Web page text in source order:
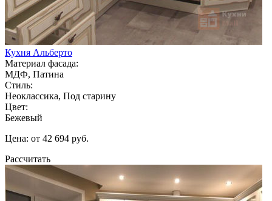
Кухня Альберто
Материал фасада:
МДФ, Патина
Стиль:
Неоклассика, Под старину
Цвет:
Бежевый
Цена: от 42 694 руб.
Рассчитать